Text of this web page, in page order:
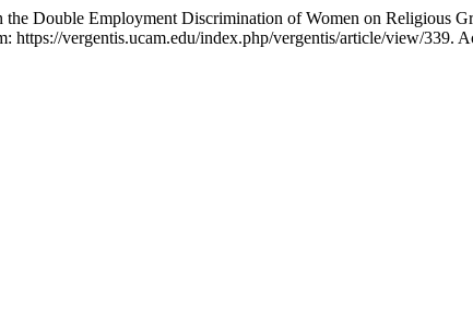
Double Employment Discrimination of Women on Religious
https://vergentis.ucam.edu/index.php/vergentis/article/view/339.